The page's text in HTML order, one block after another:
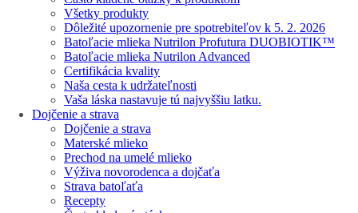
Všetky produkty
Dôležité upozornenie pre spotrebiteľov k 5. 2. 2026
Batoľacie mlieka Nutrilon Profutura DUOBIOTIK™
Batoľacie mlieka Nutrilon Advanced
Certifikácia kvality
Naša cesta k udržateľnosti
Vaša láska nastavuje tú najvyššiu latku.
Dojčenie a strava
Dojčenie a strava
Materské mlieko
Prechod na umelé mlieko
Výživa novorodenca a dojčaťa
Strava batoľaťa
Recepty